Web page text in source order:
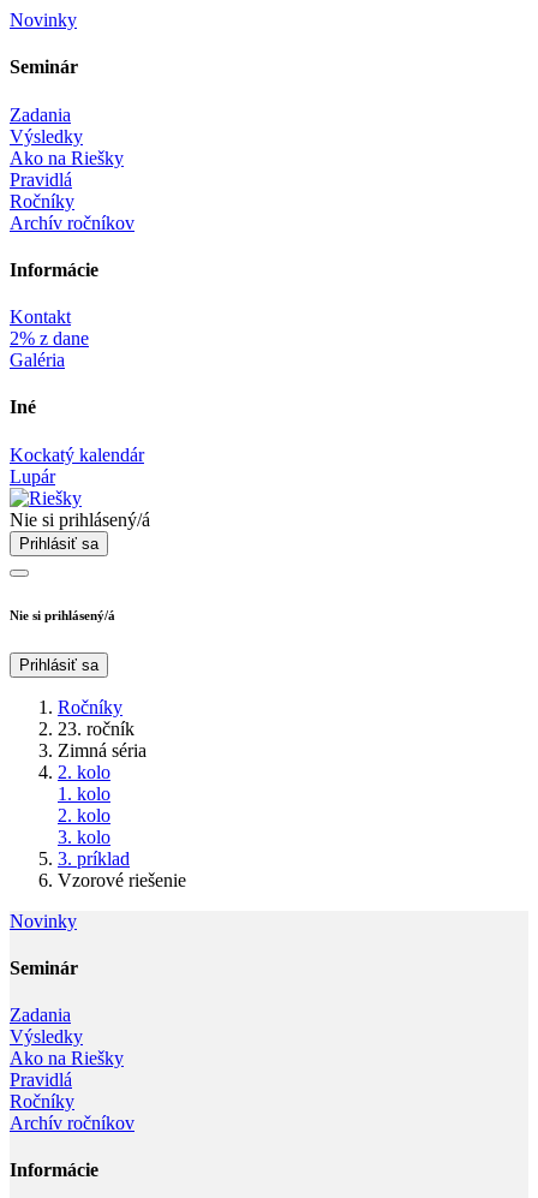
Novinky
Seminár‎
Zadania
Výsledky
Ako na Riešky
Pravidlá
Ročníky
Archív ročníkov
Informácie‎
Kontakt
2% z dane
Galéria
Iné
Kockatý kalendár
Lupár
Nie si prihlásený/á
Prihlásiť sa
Nie si prihlásený/á
Prihlásiť sa
Ročníky
23. ročník
Zimná séria
2. kolo
1. kolo
2. kolo
3. kolo
3. príklad
Vzorové riešenie
Novinky
Seminár‎
Zadania
Výsledky
Ako na Riešky
Pravidlá
Ročníky
Archív ročníkov
Informácie‎